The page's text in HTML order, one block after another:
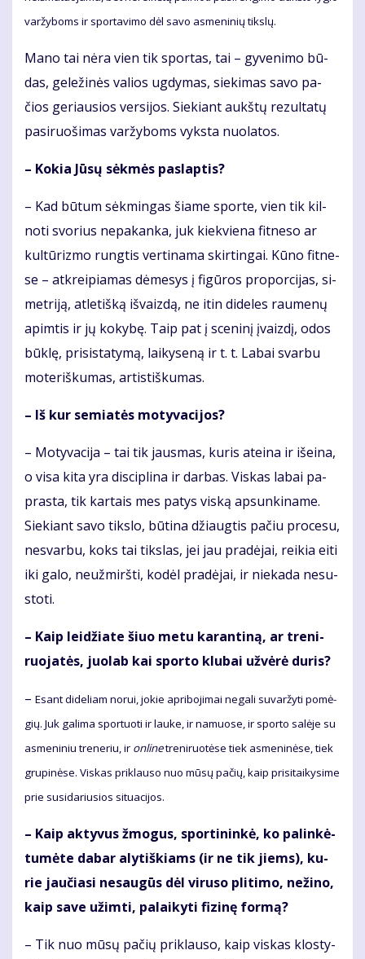
var­žy­boms ir spor­ta­vi­mo dėl sa­vo as­me­ni­nių tiks­lų.
Ma­no tai nė­ra vien tik spor­tas, tai – gy­ve­ni­mo bū­
das, ge­le­ži­nės va­lios ug­dy­mas, sie­ki­mas sa­vo pa­
čios ge­riau­sios ver­si­jos. Sie­kiant aukš­tų re­zul­ta­tų
pa­si­ruo­ši­mas var­žy­boms vyks­ta nuo­la­tos.
– Ko­kia Jū­sų sėk­mės pa­slap­tis?
– Kad bū­tum sėk­min­gas šia­me spor­te, vien tik kil­
no­ti svo­rius ne­pa­kan­ka, juk kiek­vie­na fit­ne­so ar
kul­tū­riz­mo rung­tis ver­ti­na­ma skir­tin­gai. Kū­no fit­ne­
se – at­krei­pia­mas dė­me­sys į fi­gū­ros pro­por­ci­jas, si­
met­ri­ją, at­le­tiš­ką iš­vaiz­dą, ne itin di­de­les rau­me­nų
ap­im­tis ir jų ko­ky­bę. Taip pat į sce­ni­nį įvaiz­dį, odos
būk­lę, pri­sis­ta­ty­mą, lai­ky­se­ną ir t. t. La­bai svar­bu
mo­te­riš­ku­mas, ar­tis­tiš­ku­mas.
– Iš kur se­mia­tės mo­ty­va­ci­jos?
– Mo­ty­va­ci­ja – tai tik jaus­mas, ku­ris at­ei­na ir iš­ei­na,
o vi­sa ki­ta yra dis­cip­li­na ir dar­bas. Vis­kas la­bai pa­
pras­ta, tik kar­tais mes pa­tys vis­ką ap­sun­ki­na­me.
Sie­kiant sa­vo tiks­lo, bū­ti­na džiaug­tis pa­čiu pro­ce­su,
ne­svar­bu, koks tai tiks­las, jei jau pra­dė­jai, rei­kia ei­ti
iki ga­lo, ne­už­mirš­ti, ko­dėl pra­dė­jai, ir nie­ka­da ne­su­
sto­ti.
– Kaip lei­džia­te šiuo me­tu ka­ran­ti­ną, ar tre­ni­
ruo­ja­tės, juo­lab kai spor­to klu­bai už­vė­rė du­ris?
– Esant di­de­liam no­rui, jo­kie ap­ri­bo­ji­mai ne­ga­li su­var­žy­ti po­mė­
gių. Juk ga­li­ma spor­tuo­ti ir lau­ke, ir na­muo­se, ir spor­to sa­lė­je su
as­me­ni­niu tre­ne­riu, ir on­li­netre­ni­ruo­tė­se tiek as­me­ni­nė­se, tiek
gru­pi­nė­se. Vis­kas pri­klau­so nuo mū­sų pa­čių, kaip pri­si­tai­ky­si­me
prie su­si­da­riu­sios si­tu­a­ci­jos.
– Kaip ak­ty­vus žmo­gus, spor­ti­nin­kė, ko pa­lin­kė­
tu­mė­te da­bar aly­tiš­kiams (ir ne tik jiems), ku­
rie jau­čia­si ne­sau­gūs dėl vi­ru­so pli­ti­mo, ne­ži­no,
kaip sa­ve už­im­ti, pa­lai­ky­ti fi­zi­nę for­mą?
– Tik nuo mū­sų pa­čių pri­klau­so, kaip vis­kas klos­ty­